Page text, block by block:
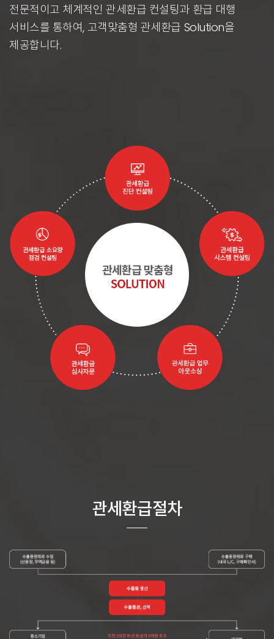
전문적이고 체계적인 관세환급 컨설팅과 환급 대행
서비스를 통하여, 고객맞춤형 관세환급 Solution을
제공합니다.
관세환급절차